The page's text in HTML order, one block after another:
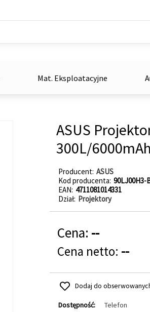
Mat. Eksploatacyjne
ASUS
300L/
Producent ASUS
Kod producenta 90LJ00H3-
EAN 4711081014331
Dział Projektory
Cena: --
Cena netto: --
Dodaj do
Dostępność: Telefon